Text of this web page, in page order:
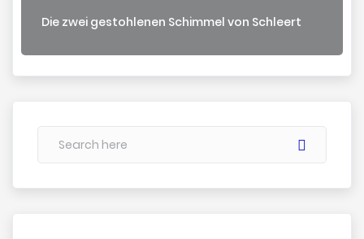
Die zwei gestohlenen Schimmel von Schleert